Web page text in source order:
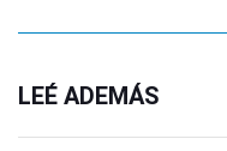
LEÉ ADEMÁS